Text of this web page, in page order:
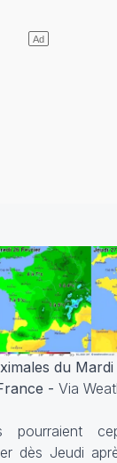
du
- Via
pourraient
dès Jeudi